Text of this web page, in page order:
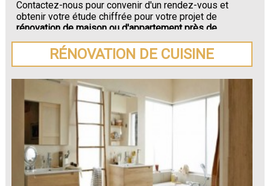
Contactez-nous pour convenir d'un rendez-vous et
obtenir votre étude chiffrée pour votre projet de
rénovation de maison ou d'appartement près de
Francheleins.
RÉNOVATION DE CUISINE